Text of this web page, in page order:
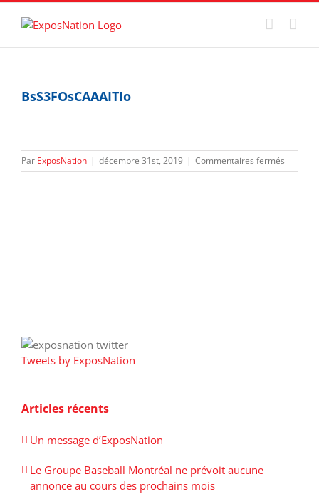
Passer
BsS3FOsCAAAITIo
Par ExposNation | décembre 31st, 2019 | Commentaires fermés
Tweets by ExposNation
Articles récents
Un message d’ExposNation
Le Groupe Baseball Montréal ne prévoit aucune
annonce au cours des prochains mois